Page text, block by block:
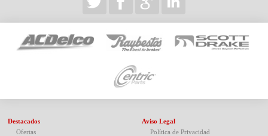
Destacados
Ofertas
Aviso Legal
Política de Privacidad